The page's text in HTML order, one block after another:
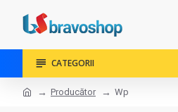
CATEGORII
Producător Wp